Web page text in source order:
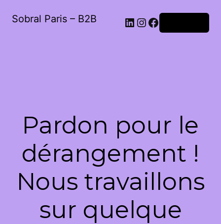
Sobral Paris – B2B LinkedIn
Instagram
Facebook
Pardon pour le
dérangement !
Nous travaillons
sur quelque